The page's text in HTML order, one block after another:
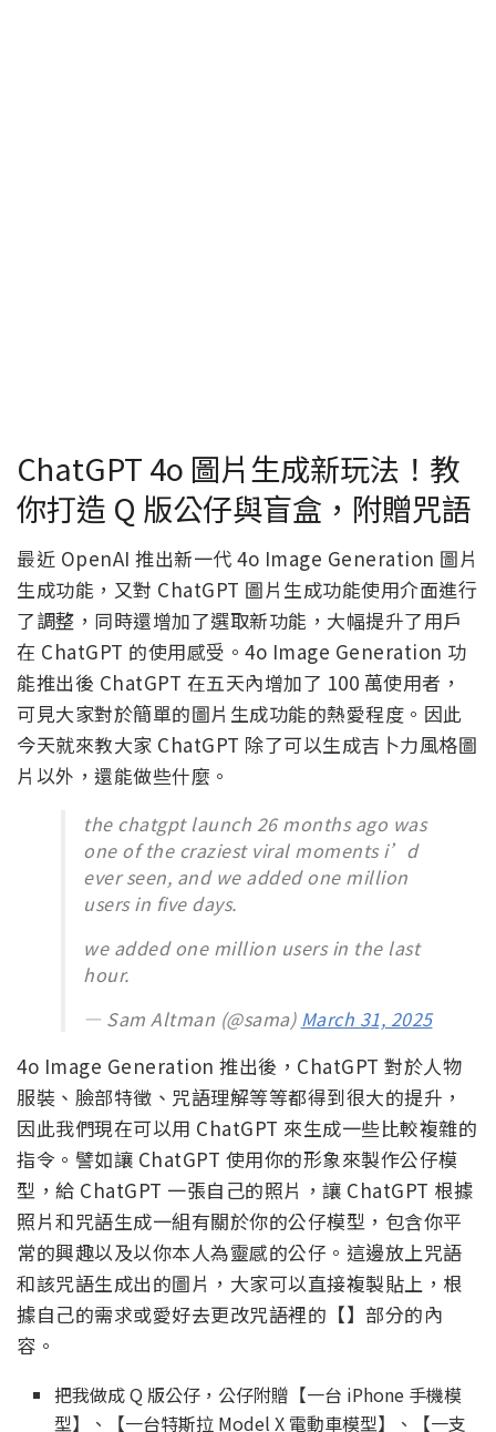
ChatGPT 4o 圖片生成新玩法！教
你打造 Q 版公仔與盲盒，附贈咒語
最近 OpenAI 推出新一代 4o Image Generation 圖片
生成功能，又對 ChatGPT 圖片生成功能使用介面進行
了調整，同時還增加了選取新功能，大幅提升了用戶
在 ChatGPT 的使用感受。4o Image Generation 功
能推出後 ChatGPT 在五天內增加了 100 萬使用者，
可見大家對於簡單的圖片生成功能的熱愛程度。因此
今天就來教大家 ChatGPT 除了可以生成吉卜力風格圖
片以外，還能做些什麼。
the chatgpt launch 26 months ago was
one of the craziest viral moments i’d
ever seen, and we added one million
users in five days.
we added one million users in the last
hour.
— Sam Altman (@sama) March 31, 2025
4o Image Generation 推出後，ChatGPT 對於人物
服裝、臉部特徵、咒語理解等等都得到很大的提升，
因此我們現在可以用 ChatGPT 來生成一些比較複雜的
指令。譬如讓 ChatGPT 使用你的形象來製作公仔模
型，給 ChatGPT 一張自己的照片，讓 ChatGPT 根據
照片和咒語生成一組有關於你的公仔模型，包含你平
常的興趣以及以你本人為靈感的公仔。這邊放上咒語
和該咒語生成出的圖片，大家可以直接複製貼上，根
據自己的需求或愛好去更改咒語裡的【】部分的內
容。
把我做成 Q 版公仔，公仔附贈【一台 iPhone 手機模
型】、【一台特斯拉 Model X 電動車模型】、【一支